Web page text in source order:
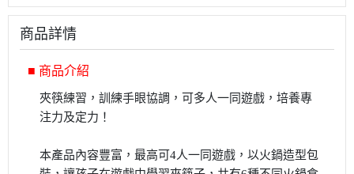
商品詳情
■ 商品介紹
夾筷練習，訓練手眼協調，可多人一同遊戲，培養專
注力及定力！
本產品內容豐富，最高可4人一同遊戲，以火鍋造型包